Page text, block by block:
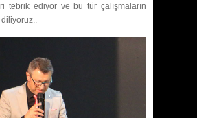
tebrik ediyor ve bu tür çalışmaların